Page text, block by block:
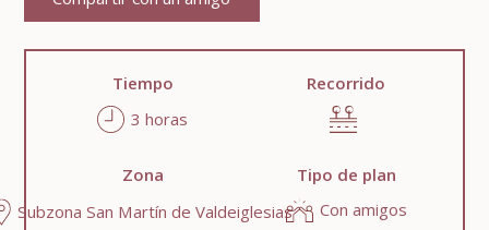
Tiempo
3 horas
Recorrido
Zona
Subzona San Martín de Valdeiglesias
Tipo de plan
Con amigos